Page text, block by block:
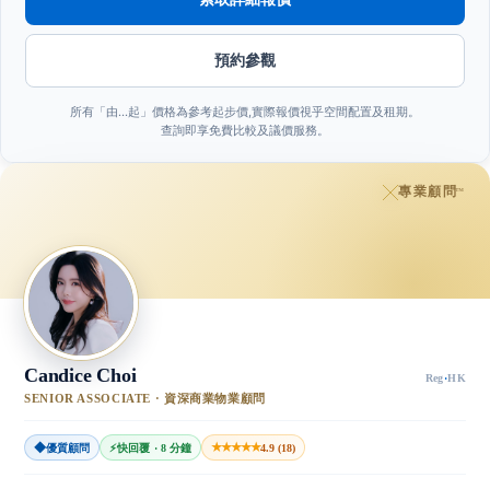
預約參觀
所有「由…起」價格為參考起步價,實際報價視乎空間配置及租期。
查詢即享免費比較及議價服務。
專業顧問™
Candice Choi Reg·HK
SENIOR ASSOCIATE · 資深商業物業顧問
◆優質顧問 ⚡快回覆 · 8 分鐘 ★★★★★4.9 (18)